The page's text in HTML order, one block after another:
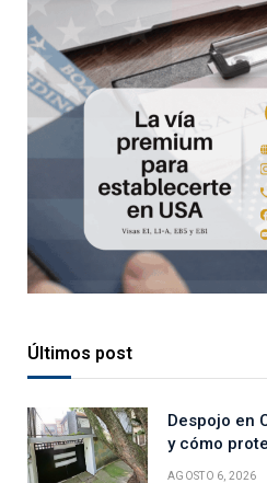
Últimos post
Despojo en
y cómo
AGOSTO 6, 2026